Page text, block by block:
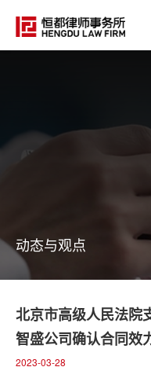
动态与观点
北京市高级人民法院
智盛公司确认合同效
2023-03-28